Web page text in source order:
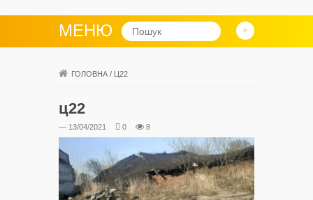
МЕНЮ
ГОЛОВНА / Ц22
ц22
— 13/04/2021 0 8